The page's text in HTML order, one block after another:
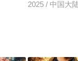
2025 / 中国大